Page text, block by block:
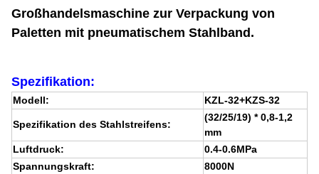
Großhandelsmaschine zur Verpackung von
Paletten mit pneumatischem Stahlband.
Spezifikation:
Modell: KZL-32+KZS-32
Spezifikation des Stahlstreifens:
(32/25/19) * 0,8-1,2
mm
Luftdruck:
0.4-0.6MPa
Spannungskraft:
8000N